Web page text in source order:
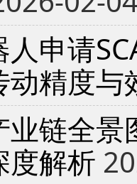
申请
精度与
业链全
度解析